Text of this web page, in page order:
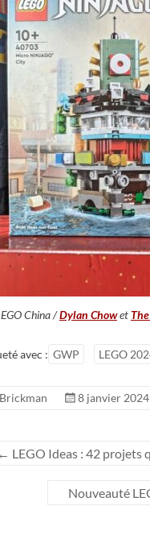
China /Dylan Chowet
avec : GWP LEGO
Brickman 8 janvier 2024
← LEGO Ideas : 42 projets
Nouveauté